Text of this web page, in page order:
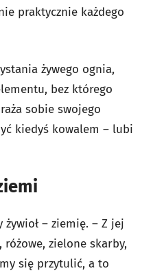
praktycznie każdego
żywego ognia,
bez którego
sobie swojego
kiedyś kowalem – lubi
– ziemię. – Z jej
zielone skarby,
się przytulić, a to